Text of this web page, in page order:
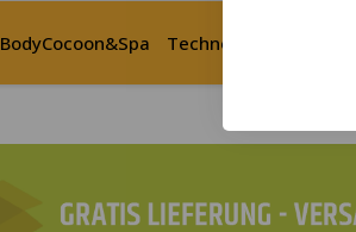
BodyCocoon&Spa Technologies